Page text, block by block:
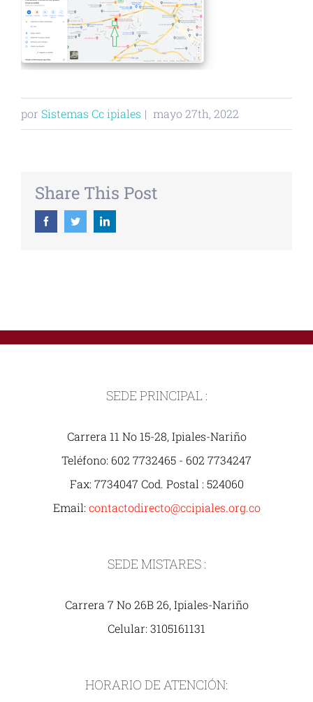
por Sistemas Cc ipiales | mayo 27th, 2022
Share This Post
FacebookTwitterLinkedin
SEDE PRINCIPAL :
Carrera 11 No 15-28, Ipiales-Nariño
Teléfono: 602 7732465 - 602 7734247
Fax: 7734047 Cod. Postal : 524060
Email: contactodirecto@ccipiales.org.co
SEDE MISTARES :
Carrera 7 No 26B 26, Ipiales-Nariño
Celular: 3105161131
HORARIO DE ATENCIÓN: